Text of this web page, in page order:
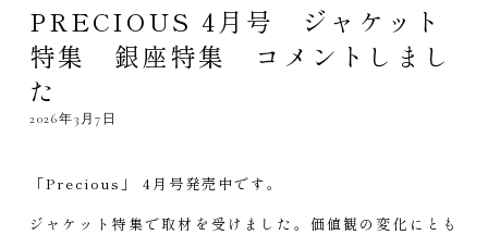
PRECIOUS 4月号 ジャケット
特集 銀座特集 コメントしまし
た
2026年3月7日
「Precious」 4月号発売中です。
ジャケット特集で取材を受けました。価値観の変化にとも